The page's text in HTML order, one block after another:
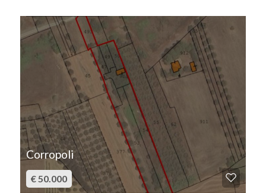
Corropoli
€ 50.000